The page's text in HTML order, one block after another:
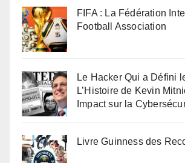
FIFA : La Fédération
Football Association
Le Hacker Qui a Défini
L’Histoire de Kevin
Impact sur la
Livre Guinness des